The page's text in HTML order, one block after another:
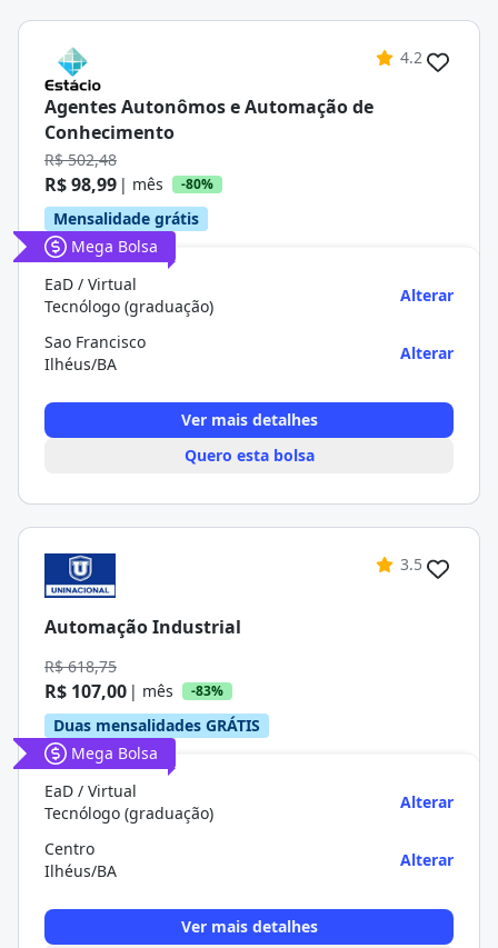
4.2
Agentes Autonômos e Automação de
Conhecimento
R$ 502,48
R$ 98,99 | mês -80%
Mensalidade grátis
Mega Bolsa
EaD / Virtual
Tecnólogo (graduação)
Alterar
Sao Francisco
Ilhéus/BA
Alterar
Ver mais detalhes
Quero esta bolsa
3.5
Automação Industrial
R$ 618,75
R$ 107,00 | mês -83%
Duas mensalidades GRÁTIS
Mega Bolsa
EaD / Virtual
Tecnólogo (graduação)
Alterar
Centro
Ilhéus/BA
Alterar
Ver mais detalhes